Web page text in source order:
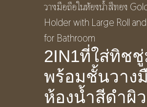
2IN1ที่ใส่ทิช
พร้อมชั้นวาง
ห้องน้ำสีดำผิ